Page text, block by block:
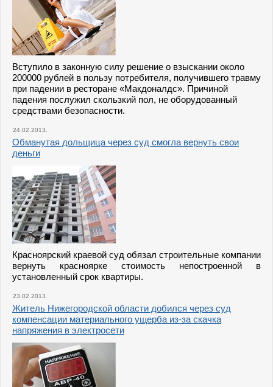
Вступило в законную силу решение о взыскании около
200000 рублей в пользу потребителя, получившего травму
при падении в ресторане «Макдоналдс». Причиной
падения послужил скользкий пол, не оборудованный
средствами безопасности.
24.02.2013.
Обманутая дольщица через суд смогла вернуть свои
деньги
Красноярский краевой суд обязал строительные компании
вернуть красноярке стоимость непостроенной в
установленный срок квартиры.
23.02.2013.
Житель Нижегородской области добился через суд
компенсации материального ущерба из-за скачка
напряжения в электросети